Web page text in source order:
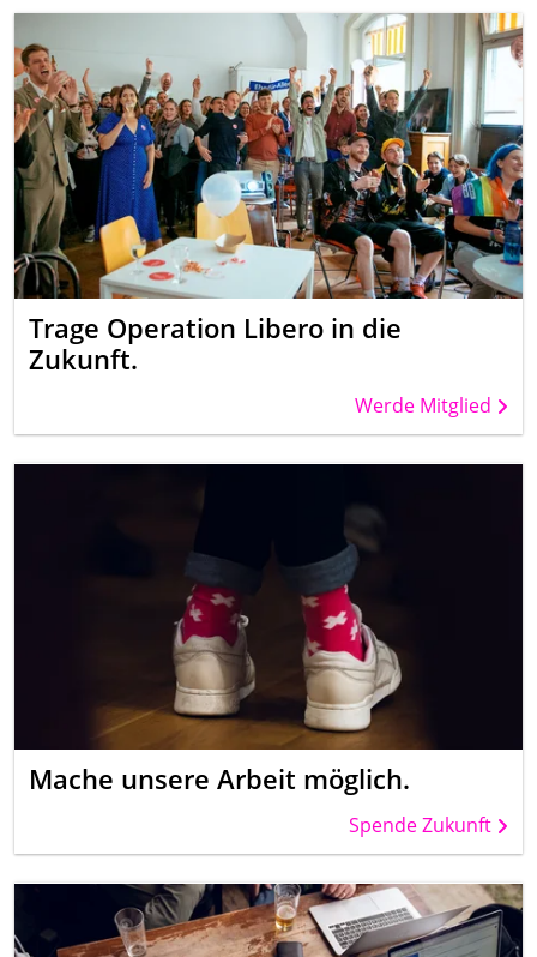
Trage Operation Libero in die
Zukunft.
Werde Mitglied
Mache unsere Arbeit möglich.
Spende Zukunft